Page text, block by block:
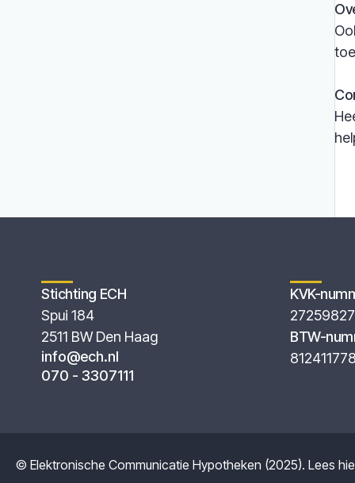
Stichting ECH
Spui 184
2511 BW Den Haag
info@ech.nl
070 - 3307111
KVK-
27259827
BTW-
© Elektronische Communicatie Hypotheken (2025). Lees